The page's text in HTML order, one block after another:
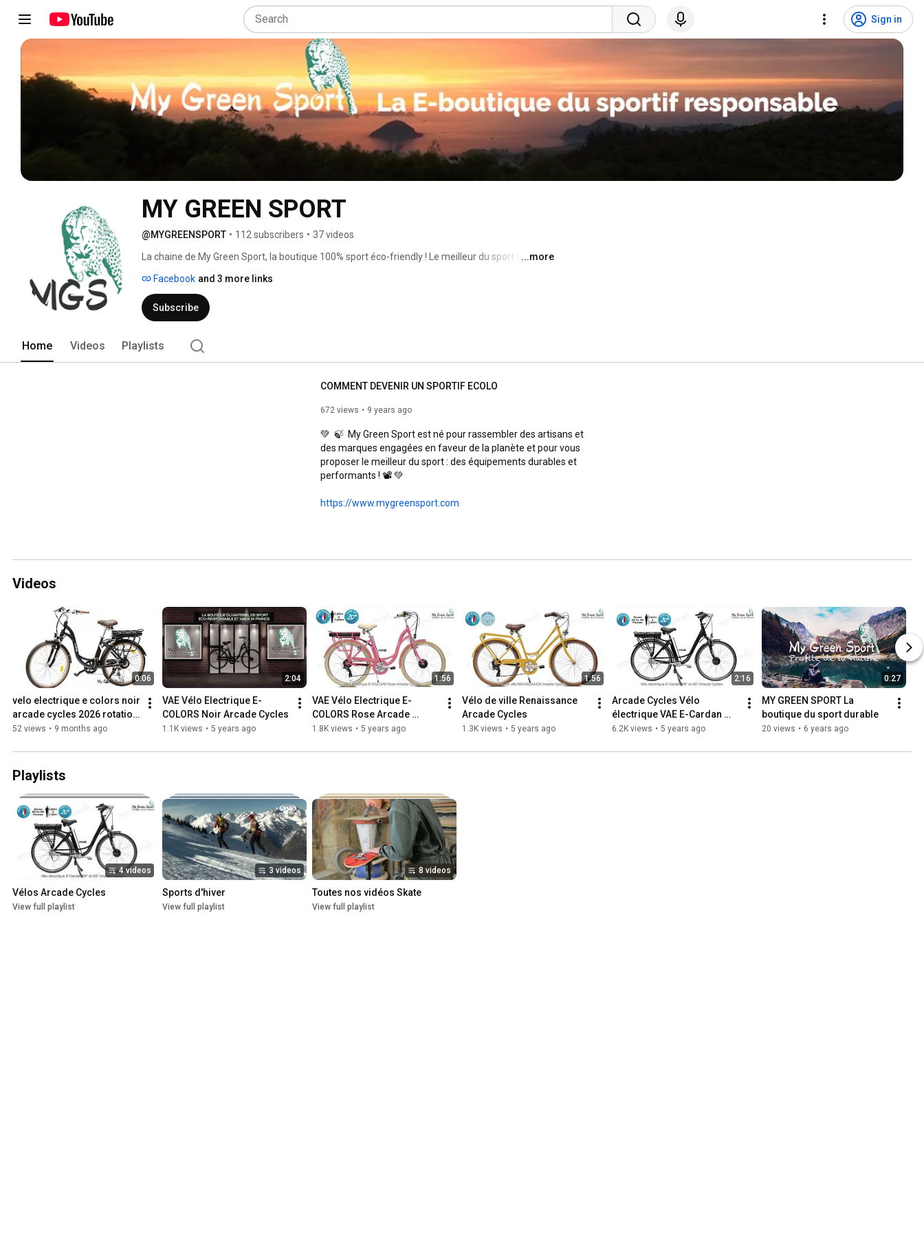
Sign in
MY GREEN SPORT
@MYGREENSPORT • 112 subscribers • 37 videos
La chaine de My Green Sport, la boutique 100% sport éco-friendly ! Le meilleur du sport fabriqué
...more
Facebook and 3 more links
Subscribe
Home Videos Playlists
COMMENT DEVENIR UN SPORTIF ECOLO
672 views 9 years ago
💚  🍃  My Green Sport est né pour rassembler des artisans et
des marques engagées en faveur de la planète et pour vous
proposer le meilleur du sport : des équipements durables et
performants ! 📽️ 💚
https://www.mygreensport.com
Videos
0:06
velo electrique e colors noir
arcade cycles 2026 rotation
ai
52 views • 9 months ago
2:04
VAE Vélo Electrique E-
COLORS Noir Arcade Cycles
1.1K views • 5 years ago
1:56
VAE Vélo Electrique E-
COLORS Rose Arcade
Cycles
1.8K views • 5 years ago
1:56
Vélo de ville Renaissance
Arcade Cycles
1.3K views • 5 years ago
2:16
Arcade Cycles Vélo
électrique VAE E-Cardan
2021
6.2K views • 5 years ago
0:27
MY GREEN SPORT La
boutique du sport durable
20 views • 6 years ago
Playlists
4 videos
Vélos Arcade Cycles
View full playlist
3 videos
Sports d'hiver
View full playlist
8 videos
Toutes nos vidéos Skate
View full playlist